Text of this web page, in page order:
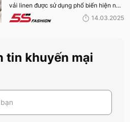
vải linen được sử dụng phổ biến hiện nay
trên thị trường cũng như ưu nhược điểm
14.03.2025
tin khuyến mại